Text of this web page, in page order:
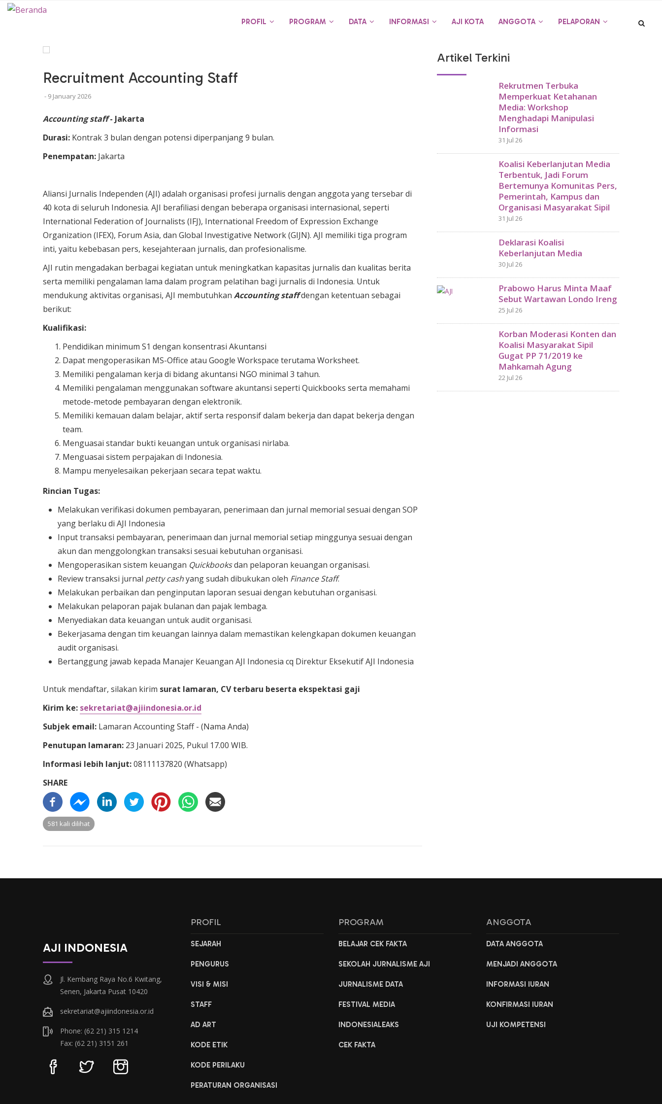
PROFIL PROGRAM DATA INFORMASI AJI KOTA ANGGOTA PELAPORAN
Recruitment Accounting Staff
- 9 January 2026
Accounting staff- Jakarta
Durasi: Kontrak 3 bulan dengan potensi diperpanjang 9 bulan.
Penempatan: Jakarta
Aliansi Jurnalis Independen (AJI) adalah organisasi profesi jurnalis dengan anggota yang tersebar di
40 kota di seluruh Indonesia. AJI berafiliasi dengan beberapa organisasi internasional, seperti
International Federation of Journalists (IFJ), International Freedom of Expression Exchange
Organization (IFEX), Forum Asia, dan Global Investigative Network (GIJN). AJI memiliki tiga program
inti, yaitu kebebasan pers, kesejahteraan jurnalis, dan profesionalisme.
AJI rutin mengadakan berbagai kegiatan untuk meningkatkan kapasitas jurnalis dan kualitas berita
serta memiliki pengalaman lama dalam program pelatihan bagi jurnalis di Indonesia. Untuk
mendukung aktivitas organisasi, AJI membutuhkan Accounting staffdengan ketentuan sebagai
berikut:
Kualifikasi:
Pendidikan minimum S1 dengan konsentrasi Akuntansi
Dapat mengoperasikan MS-Office atau Google Workspace terutama Worksheet.
Memiliki pengalaman kerja di bidang akuntansi NGO minimal 3 tahun.
Memiliki pengalaman menggunakan software akuntansi seperti Quickbooks serta memahami
metode-metode pembayaran dengan elektronik.
Memiliki kemauan dalam belajar, aktif serta responsif dalam bekerja dan dapat bekerja dengan
team.
Menguasai standar bukti keuangan untuk organisasi nirlaba.
Menguasai sistem perpajakan di Indonesia.
Mampu menyelesaikan pekerjaan secara tepat waktu.
Rincian Tugas:
Melakukan verifikasi dokumen pembayaran, penerimaan dan jurnal memorial sesuai dengan SOP
yang berlaku di AJI Indonesia
Input transaksi pembayaran, penerimaan dan jurnal memorial setiap minggunya sesuai dengan
akun dan menggolongkan transaksi sesuai kebutuhan organisasi.
Mengoperasikan sistem keuangan Quickbooksdan pelaporan keuangan organisasi.
Review transaksi jurnal petty cashyang sudah dibukukan oleh Finance Staff.
Melakukan perbaikan dan penginputan laporan sesuai dengan kebutuhan organisasi.
Melakukan pelaporan pajak bulanan dan pajak lembaga.
Menyediakan data keuangan untuk audit organisasi.
Bekerjasama dengan tim keuangan lainnya dalam memastikan kelengkapan dokumen keuangan
audit organisasi.
Bertanggung jawab kepada Manajer Keuangan AJI Indonesia cq Direktur Eksekutif AJI Indonesia
Untuk mendaftar, silakan kirim surat lamaran, CV terbaru beserta ekspektasi gaji
Kirim ke: sekretariat@ajiindonesia.or.id
Subjek email: Lamaran Accounting Staff - (Nama Anda)
Penutupan lamaran: 23 Januari 2025, Pukul 17.00 WIB.
Informasi lebih lanjut:08111137820 (Whatsapp)
SHARE
581 kali dilihat
Artikel Terkini
Rekrutmen Terbuka
Memperkuat Ketahanan
Media: Workshop
Menghadapi Manipulasi
Informasi
31 Jul 26
Koalisi Keberlanjutan Media
Terbentuk, Jadi Forum
Bertemunya Komunitas Pers,
Pemerintah, Kampus dan
Organisasi Masyarakat Sipil
31 Jul 26
Deklarasi Koalisi
Keberlanjutan Media
30 Jul 26
Prabowo Harus Minta Maaf
Sebut Wartawan Londo Ireng
25 Jul 26
Korban Moderasi Konten dan
Koalisi Masyarakat Sipil
Gugat PP 71/2019 ke
Mahkamah Agung
22 Jul 26
AJI INDONESIA
Jl. Kembang Raya No.6 Kwitang,
Senen, Jakarta Pusat 10420
sekretariat@ajiindonesia.or.id
Phone: (62 21) 315 1214
Fax: (62 21) 3151 261
PROFIL
SEJARAH
PENGURUS
VISI & MISI
STAFF
AD ART
KODE ETIK
KODE PERILAKU
PERATURAN ORGANISASI
PROGRAM
BELAJAR CEK FAKTA
SEKOLAH JURNALISME AJI
JURNALISME DATA
FESTIVAL MEDIA
INDONESIALEAKS
CEK FAKTA
ANGGOTA
DATA ANGGOTA
MENJADI ANGGOTA
INFORMASI IURAN
KONFIRMASI IURAN
UJI KOMPETENSI